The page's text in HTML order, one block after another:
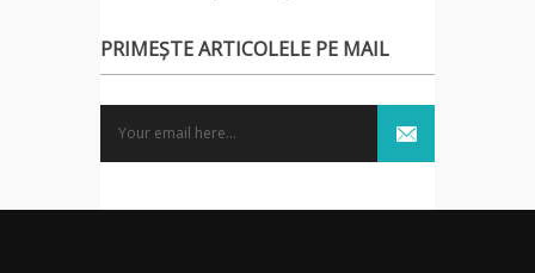
PRIMEȘTE ARTICOLELE PE MAIL